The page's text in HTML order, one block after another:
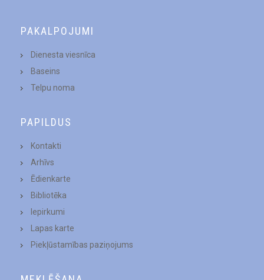
PAKALPOJUMI
Dienesta viesnīca
Baseins
Telpu noma
PAPILDUS
Kontakti
Arhīvs
Ēdienkarte
Bibliotēka
Iepirkumi
Lapas karte
Piekļūstamības paziņojums